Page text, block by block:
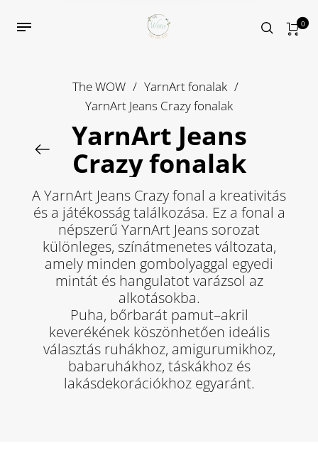
0
The WOW / YarnArt fonalak /
YarnArt Jeans Crazy fonalak
YarnArt Jeans
Crazy fonalak
A YarnArt Jeans Crazy fonal a kreativitás
és a játékosság találkozása. Ez a fonal a
népszerű YarnArt Jeans sorozat
különleges, színátmenetes változata,
amely minden gombolyaggal egyedi
mintát és hangulatot varázsol az
alkotásokba.
Puha, bőrbarát pamut–akril
keverékének köszönhetően ideális
választás ruhákhoz, amigurumikhoz,
babaruhákhoz, táskákhoz és
lakásdekorációkhoz egyaránt.